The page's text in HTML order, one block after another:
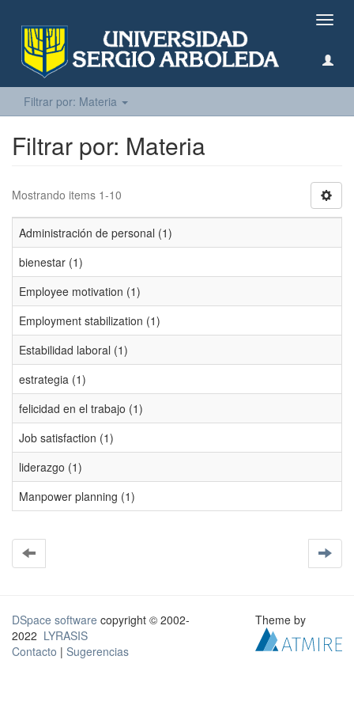
Filtrar por: Materia
Filtrar por: Materia
Mostrando items 1-10
Administración de personal (1)
bienestar (1)
Employee motivation (1)
Employment stabilization (1)
Estabilidad laboral (1)
estrategia (1)
felicidad en el trabajo (1)
Job satisfaction (1)
liderazgo (1)
Manpower planning (1)
DSpace software copyright © 2002-
2022 LYRASIS
Contacto | Sugerencias
Theme by